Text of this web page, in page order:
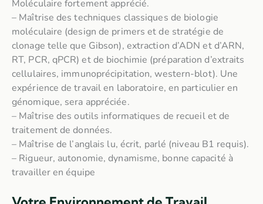
Moléculaire fortement apprécié.
– Maîtrise des techniques classiques de biologie
moléculaire (design de primers et de stratégie de
clonage telle que Gibson), extraction d’ADN et d’ARN,
RT, PCR, qPCR) et de biochimie (préparation d’extraits
cellulaires, immunoprécipitation, western-blot). Une
expérience de travail en laboratoire, en particulier en
génomique, sera appréciée.
– Maîtrise des outils informatiques de recueil et de
traitement de données.
– Maîtrise de l’anglais lu, écrit, parlé (niveau B1 requis).
– Rigueur, autonomie, dynamisme, bonne capacité à
travailler en équipe